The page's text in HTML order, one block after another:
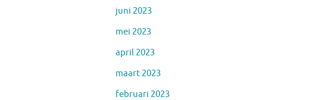
juni 2023
mei 2023
april 2023
maart 2023
februari 2023